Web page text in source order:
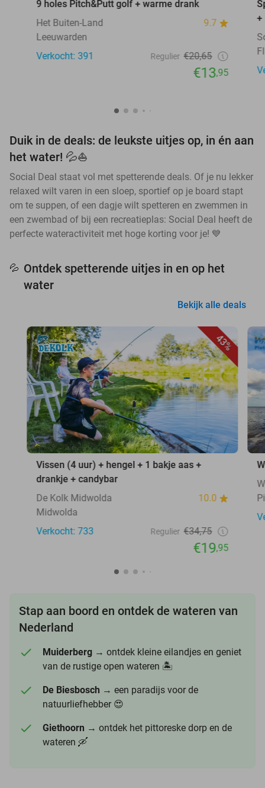
9 holes Pitch&Putt golf + warme drank
Het Buiten-Land
9.7
Leeuwarden
Verkocht: 391
Regulier €20,65
€13,95
+
Duik in de deals: de leukste uitjes op, in én aan
het water! 💦⛵
Social Deal staat vol met spetterende deals. Of je nu lekker
relaxed wilt varen in een sloep, sportief op je board stapt
om te suppen, of een dagje wilt spetteren en zwemmen in
een zwembad of bij een recreatieplas: Social Deal heeft de
perfecte wateractiviteit met hoge korting voor je! 💙
💦 Ontdek spetterende uitjes in en op het
water
Bekijk alle deals
43%
Vissen (4 uur) + hengel + 1 bakje aas +
drankje + candybar
De Kolk Midwolda
10.0
Midwolda
Verkocht: 733
Regulier €34,75
€19,95
Stap aan boord en ontdek de wateren van
Nederland
Muiderberg → ontdek kleine eilandjes en geniet
van de rustige open wateren 🏝️
De Biesbosch → een paradijs voor de
natuurliefhebber 😍
Giethoorn → ontdek het pittoreske dorp en de
wateren 🛶